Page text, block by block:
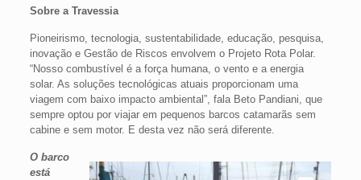
Sobre a Travessia
Pioneirismo, tecnologia, sustentabilidade, educação, pesquisa,
inovação e Gestão de Riscos envolvem o Projeto Rota Polar.
“Nosso combustível é a força humana, o vento e a energia
solar. As soluções tecnológicas atuais proporcionam uma
viagem com baixo impacto ambiental”, fala Beto Pandiani, que
sempre optou por viajar em pequenos barcos catamarãs sem
cabine e sem motor. E desta vez não será diferente.
O barco
está